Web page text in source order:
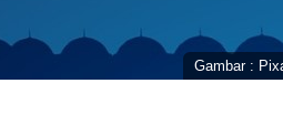
Gambar :